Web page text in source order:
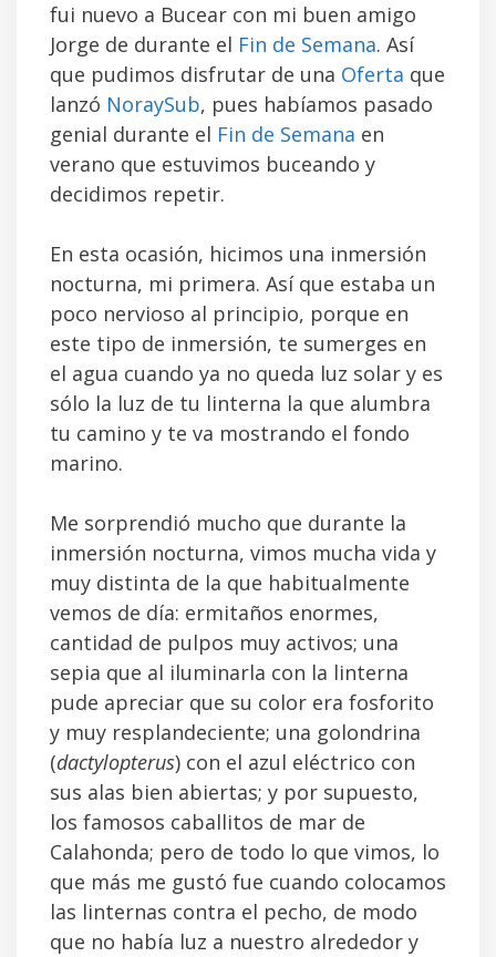
fui nuevo a Bucear con mi buen amigo
Jorge de durante el Fin de Semana. Así
que pudimos disfrutar de una Oferta que
lanzó NoraySub, pues habíamos pasado
genial durante el Fin de Semana en
verano que estuvimos buceando y
decidimos repetir.
En esta ocasión, hicimos una inmersión
nocturna, mi primera. Así que estaba un
poco nervioso al principio, porque en
este tipo de inmersión, te sumerges en
el agua cuando ya no queda luz solar y es
sólo la luz de tu linterna la que alumbra
tu camino y te va mostrando el fondo
marino.
Me sorprendió mucho que durante la
inmersión nocturna, vimos mucha vida y
muy distinta de la que habitualmente
vemos de día: ermitaños enormes,
cantidad de pulpos muy activos; una
sepia que al iluminarla con la linterna
pude apreciar que su color era fosforito
y muy resplandeciente; una golondrina
(dactylopterus) con el azul eléctrico con
sus alas bien abiertas; y por supuesto,
los famosos caballitos de mar de
Calahonda; pero de todo lo que vimos, lo
que más me gustó fue cuando colocamos
las linternas contra el pecho, de modo
que no había luz a nuestro alrededor y